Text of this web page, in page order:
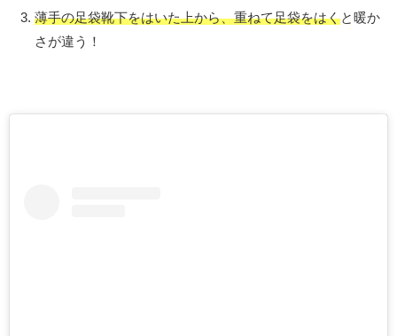
薄手の足袋靴下をはいた上から、重ねて足袋をはくと暖か
さが違う！